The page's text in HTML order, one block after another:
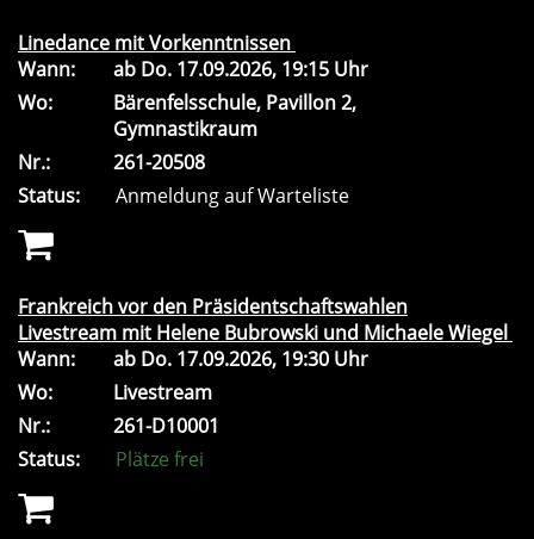
Linedance mit Vorkenntnissen
Wann:
ab Do. 17.09.2026, 19:15 Uhr
Wo:
Bärenfelsschule, Pavillon 2,
Gymnastikraum
Nr.:
261-20508
Status:
Anmeldung auf Warteliste
Frankreich vor den Präsidentschaftswahlen
Livestream mit Helene Bubrowski und Michaele Wiegel
Wann:
ab Do. 17.09.2026, 19:30 Uhr
Wo:
Livestream
Nr.:
261-D10001
Status:
Plätze frei